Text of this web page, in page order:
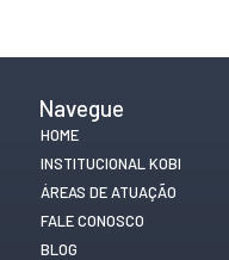
Navegue
HOME
INSTITUCIONAL KOBI
ÁREAS DE ATUAÇÃO
FALE CONOSCO
BLOG